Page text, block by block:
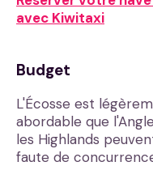
avec Kiwitaxi
Budget
L'Écosse est
abordable que
les Highlands
faute de